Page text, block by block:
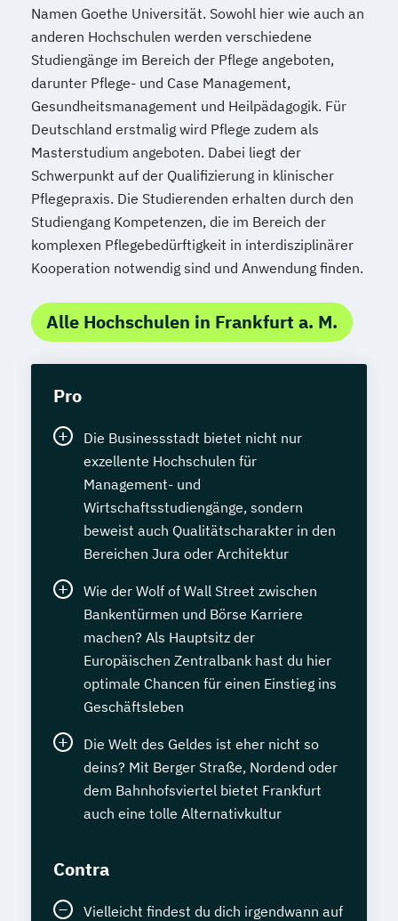
Namen Goethe Universität. Sowohl hier wie auch an
anderen Hochschulen werden verschiedene
Studiengänge im Bereich der Pflege angeboten,
darunter Pflege- und Case Management,
Gesundheitsmanagement und Heilpädagogik. Für
Deutschland erstmalig wird Pflege zudem als
Masterstudium angeboten. Dabei liegt der
Schwerpunkt auf der Qualifizierung in klinischer
Pflegepraxis. Die Studierenden erhalten durch den
Studiengang Kompetenzen, die im Bereich der
komplexen Pflegebedürftigkeit in interdisziplinärer
Kooperation notwendig sind und Anwendung finden.
Alle Hochschulen in Frankfurt a. M.
Pro
Die Businessstadt bietet nicht nur
exzellente Hochschulen für
Management- und
Wirtschaftsstudiengänge, sondern
beweist auch Qualitätscharakter in den
Bereichen Jura oder Architektur
Wie der Wolf of Wall Street zwischen
Bankentürmen und Börse Karriere
machen? Als Hauptsitz der
Europäischen Zentralbank hast du hier
optimale Chancen für einen Einstieg ins
Geschäftsleben
Die Welt des Geldes ist eher nicht so
deins? Mit Berger Straße, Nordend oder
dem Bahnhofsviertel bietet Frankfurt
auch eine tolle Alternativkultur
Contra
Vielleicht findest du dich irgendwann auf